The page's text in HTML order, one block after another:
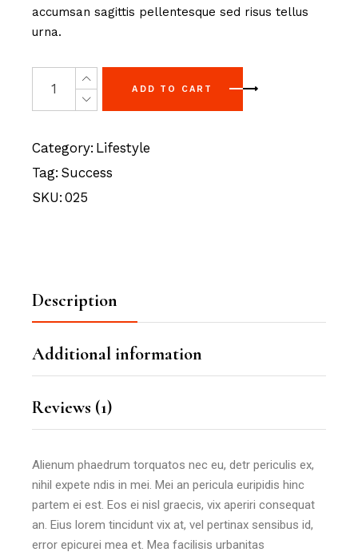
accumsan sagittis pellentesque sed risus tellus
urna.
ADD TO CART
Category: Lifestyle
Tag: Success
SKU: 025
Description
Additional information
Reviews (1)
Alienum phaedrum torquatos nec eu, detr periculis ex,
nihil expete ndis in mei. Mei an pericula euripidis hinc
partem ei est. Eos ei nisl graecis, vix aperiri consequat
an. Eius lorem tincidunt vix at, vel pertinax sensibus id,
error epicurei mea et. Mea facilisis urbanitas